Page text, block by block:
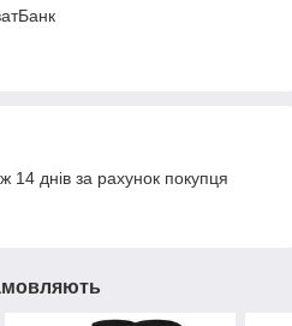
14 днів за рахунок покупця